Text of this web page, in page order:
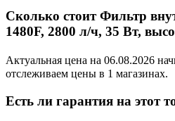
Сколько стоит Фильтр
1480F, 2800 л/ч, 35 Вт,
Актуальная цена на 06.08.2026
отслеживаем цены в 1 магазинах.
Есть ли гарантия на этот